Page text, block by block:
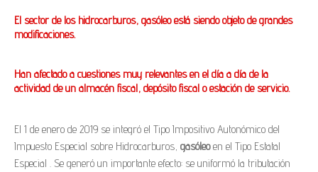
El sector de los hidrocarburos, gasóleo está siendo objeto de grandes
modificaciones.
Han afectado a cuestiones muy relevantes en el día a día de la
actividad de un almacén fiscal, depósito fiscal o estación de servicio.
El 1 de enero de 2019 se integró el Tipo Impositivo Autonómico del
Impuesto Especial sobre Hidrocarburos, gasóleoen el Tipo Estatal
Especial . Se generó un importante efecto: se uniformó la tributación